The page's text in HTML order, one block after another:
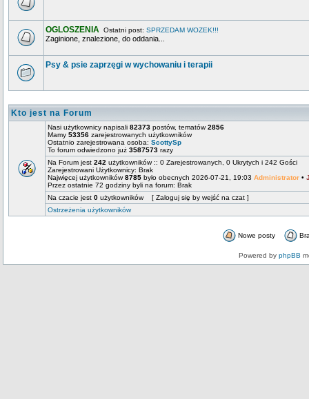
OGLOSZENIA Ostatni post: SPRZEDAM WOZEK!!!
Zaginione, znalezione, do oddania...
Psy & psie zaprzęgi w wychowaniu i terapii
Kto jest na Forum
Nasi użytkownicy napisali 82373 postów, tematów2856
Mamy 53356 zarejestrowanych użytkowników
Ostatnio zarejestrowana osoba: ScottySp
To forum odwiedzono już 3587573 razy
Na Forum jest 242 użytkowników :: 0 Zarejestrowanych, 0 Ukrytych i 242 Gości
Zarejestrowani Użytkownicy: Brak
Najwięcej użytkowników8785 było obecnych 2026-07-21, 19:03 Administrator •
Przez ostatnie 72 godziny byli na forum: Brak
Na czacie jest 0 użytkowników [ Zaloguj się by wejść na czat ]
Ostrzeżenia użytkowników
Nowe posty
Powered by phpBB